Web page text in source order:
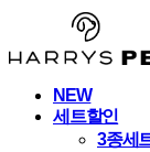
NEW
세트할인
3종세